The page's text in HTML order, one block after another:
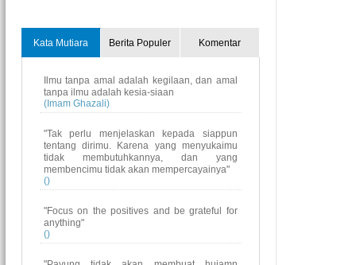
Kata Mutiara Berita Populer Komentar
Ilmu tanpa amal adalah kegilaan, dan amal
tanpa ilmu adalah kesia-siaan
(Imam Ghazali)
"Tak perlu menjelaskan kepada siappun
tentang dirimu. Karena yang menyukaimu
tidak membutuhkannya, dan yang
membencimu tidak akan mempercayainya"
()
"Focus on the positives and be grateful for
anything"
()